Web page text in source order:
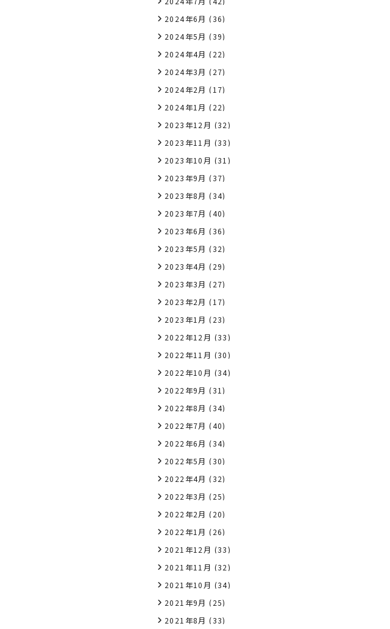
2024年6月 (36)
2024年5月 (39)
2024年4月 (22)
2024年3月 (27)
2024年2月 (17)
2024年1月 (22)
2023年12月 (32)
2023年11月 (33)
2023年10月 (31)
2023年9月 (37)
2023年8月 (34)
2023年7月 (40)
2023年6月 (36)
2023年5月 (32)
2023年4月 (29)
2023年3月 (27)
2023年2月 (17)
2023年1月 (23)
2022年12月 (33)
2022年11月 (30)
2022年10月 (34)
2022年9月 (31)
2022年8月 (34)
2022年7月 (40)
2022年6月 (34)
2022年5月 (30)
2022年4月 (32)
2022年3月 (25)
2022年2月 (20)
2022年1月 (26)
2021年12月 (33)
2021年11月 (32)
2021年10月 (34)
2021年9月 (25)
2021年8月 (33)